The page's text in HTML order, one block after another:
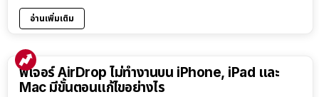
อ่านเพิ่มเติม
ฟีเจอร์ AirDrop ไม่ทำงานบน iPhone, iPad และ
Mac มีขั้นตอนแก้ไขอย่างไร